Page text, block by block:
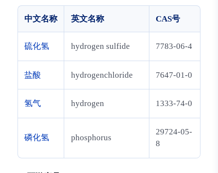
中文名称 英文名称 CAS号
硫化氢 hydrogen sulfide 7783-06-4
盐酸 hydrogenchloride 7647-01-0
氢气 hydrogen 1333-74-0
磷化氢 phosphorus
29724-05-
8